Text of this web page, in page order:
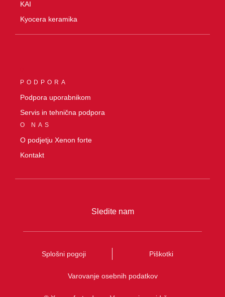
KAI
Kyocera keramika
PODPORA
Podpora uporabnikom
Servis in tehnična podpora
O NAS
O podjetju Xenon forte
Kontakt
Sledite nam
Splošni pogoji Piškotki
Varovanje osebnih podatkov